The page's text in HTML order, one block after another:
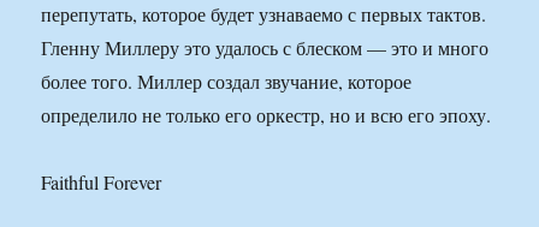
перепутать, которое будет узнаваемо с первых тактов.
Гленну Миллеру это удалось с блеском — это и много
более того. Миллер создал звучание, которое
определило не только его оркестр, но и всю его эпоху.
Faithful Forever